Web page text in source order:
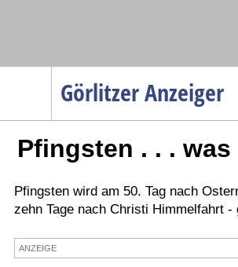
Görlitzer Anzeiger
Menüpunkte
Politik
Gesellschaft
Wirtschaft
Service
Pfingsten . . .
Pfingsten wird am 50. Tag nach
zehn Tage nach Christi Himmelfahrt -
ANZEIGE